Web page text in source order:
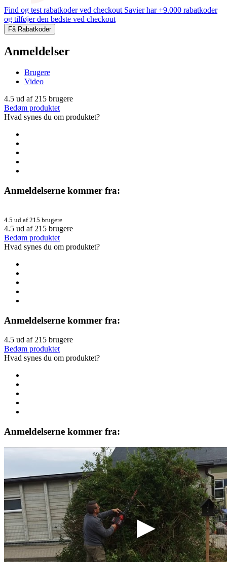
Find og test rabatkoder ved checkout Savier har +9.000 rabatkoder
og tilføjer den bedste ved checkout
Få Rabatkoder
Anmeldelser
Brugere
Video
4.5 ud af215 brugere
Bedøm produktet
Hvad synes du om produktet?
Anmeldelserne kommer fra:
4.5 ud af 215 brugere
4.5 ud af 215 brugere
Bedøm produktet
Hvad synes du om produktet?
Anmeldelserne kommer fra:
4.5 ud af 215 brugere
Bedøm produktet
Hvad synes du om produktet?
Anmeldelserne kommer fra: